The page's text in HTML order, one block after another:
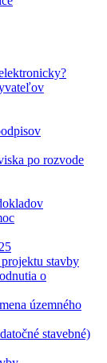
po rozvode
stavby
o
územného
stavebné)